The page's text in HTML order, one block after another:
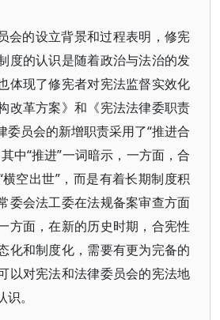
会的设立背景和过程表明，修宪
度的认识是随着政治与法治的发
体现了修宪者对宪法监督实效化
改革方案》和《宪法法律委职责
委员会的新增职责采用了“推进合
中“推进”一词暗示，一方面，合
空出世”，而是有着长期制度积
委会法工委在法规备案审查方面
方面，在新的历史时期，合宪性
化和制度化，需要有更为完备的
以对宪法和法律委员会的宪法地
。